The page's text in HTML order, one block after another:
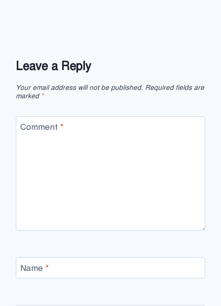
Leave a Reply
Your email address will not be published. Required fields are
marked *
Comment *
Name *